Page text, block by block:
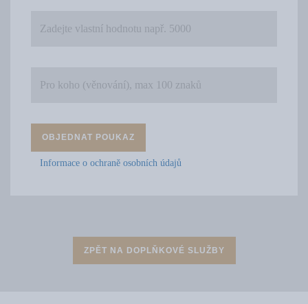
OBJEDNAT POUKAZ
Informace o ochraně osobních údajů
ZPĚT NA DOPLŇKOVÉ SLUŽBY